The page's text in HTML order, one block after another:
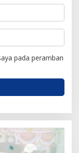
pada peramban